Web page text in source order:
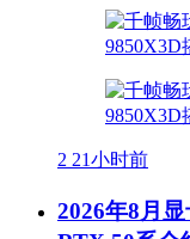
2 21小时前
2026年8月